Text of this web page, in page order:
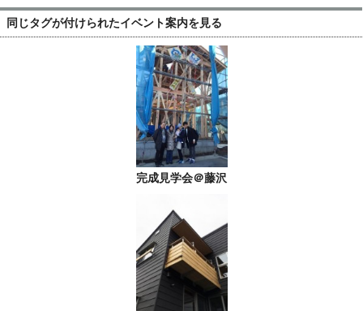
同じタグが付けられたイベント案内を見る
完成見学会＠藤沢